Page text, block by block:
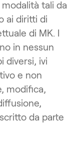
tali da
ai diritti di
di MK. I
in nessun
diversi, ivi
e non
modifica,
da parte